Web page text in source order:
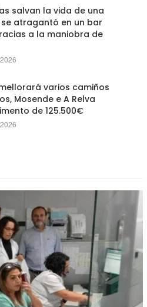
salvan la vida de una
atragantó en un bar
a la maniobra de
varios camiños
Mosende e A Relva
de 125.500€